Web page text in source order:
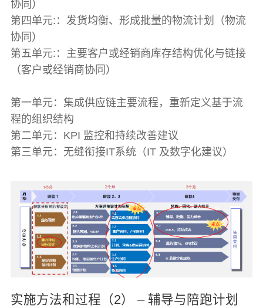
协同）
第四单元:：发货均衡、形成批量的物流计划（物流
协同）
第五单元:：主要客户或经销商库存结构优化与链接
（客户或经销商协同）
第一单元：集成供应链主要流程，重新定义基于流
程的组织结构
第二单元：KPI 监控和持续改善建议
第三单元：无缝衔接IT系统（IT 及数字化建议）
实施方法和过程（2） – 辅导与陪跑计划